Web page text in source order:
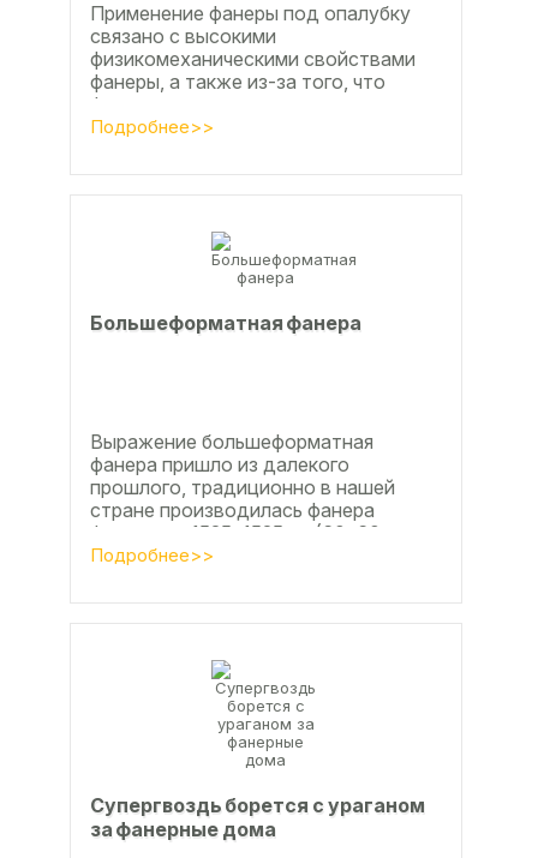
Применение фанеры под опалубку
связано с высокими
физикомеханическими свойствами
фанеры, а также из-за того, что
фанера позволяет получать
достаточно большие ровные
Подробнее>>
Большеформатная фанера
Выражение большеформатная
фанера пришло из далекого
прошлого, традиционно в нашей
стране производилась фанера
форматом 1525х1525мм (60х60
дюймов), форматы отличающиеся в
Подробнее>>
Супергвоздь борется с ураганом
за фанерные дома